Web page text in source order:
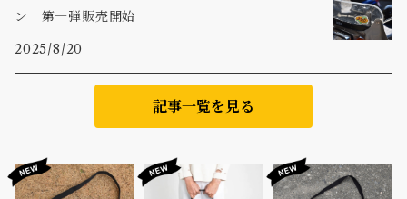
ン 第一弾販売開始
2025/8/20
記事一覧を見る